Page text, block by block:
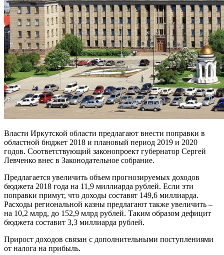
Власти Иркутской области предлагают внести поправки в
областной бюджет 2018 и плановый период 2019 и 2020
годов. Соответствующий законопроект губернатор Сергей
Левченко внес в Законодательное собрание.
Предлагается увеличить объем прогнозируемых доходов
бюджета 2018 года на 11,9 миллиарда рублей. Если эти
поправки примут, что доходы составят 149,6 миллиарда.
Расходы региональной казны предлагают также увеличить –
на 10,2 млрд, до 152,9 млрд рублей. Таким образом дефицит
бюджета составит 3,3 миллиарда рублей.
Прирост доходов связан с дополнительными поступлениями
от налога на прибыль.